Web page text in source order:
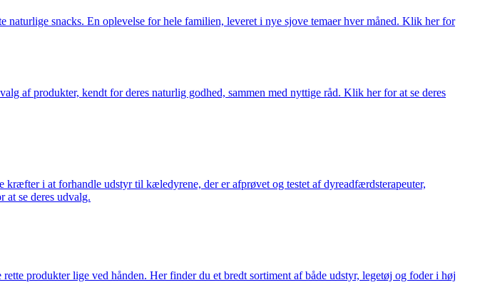
snacks. En oplevelse for hele familien, leveret i nye sjove temaer hver måned. Klik her for
af produkter, kendt for deres naturlig godhed, sammen med nyttige råd. Klik her for at se deres
i at forhandle udstyr til kæledyrene, der er afprøvet og testet af dyreadfærdsterapeuter,
se deres udvalg.
produkter lige ved hånden. Her finder du et bredt sortiment af både udstyr, legetøj og foder i høj